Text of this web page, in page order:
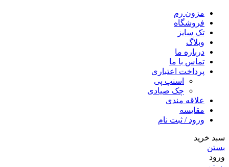
مزون رم
فروشگاه
تک سایز
وبلاگ
درباره ما
تماس با ما
پرداخت اعتباری
اسنپ پی
چک صیادی
علاقه مندی
مقايسه
ورود / ثبت نام
سبد خرید
بستن
ورود